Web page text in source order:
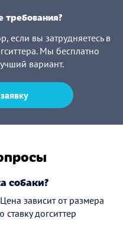
требования?
если вы затрудняетесь в
Мы бесплатно
вариант.
собаки?
зависит от размера
догситтер